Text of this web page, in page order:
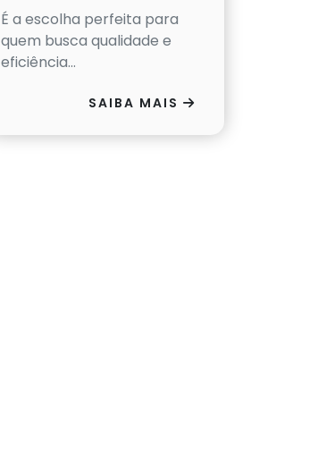
É a escolha perfeita para
quem busca qualidade e
eficiência...
SAIBA MAIS